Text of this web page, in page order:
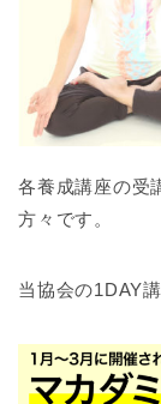
各養成講座の受
方々です。
当協会の1DAY